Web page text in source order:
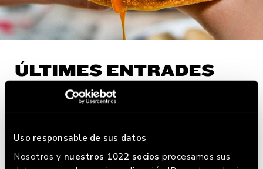
Uso responsable de sus datos
Nosotros y nuestros 1022 socios procesamos sus
ÚLTIMES ENTRADES